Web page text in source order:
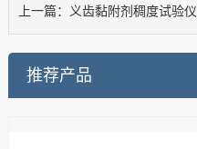
上一篇： 义齿黏附剂稠度试验仪
推荐产品